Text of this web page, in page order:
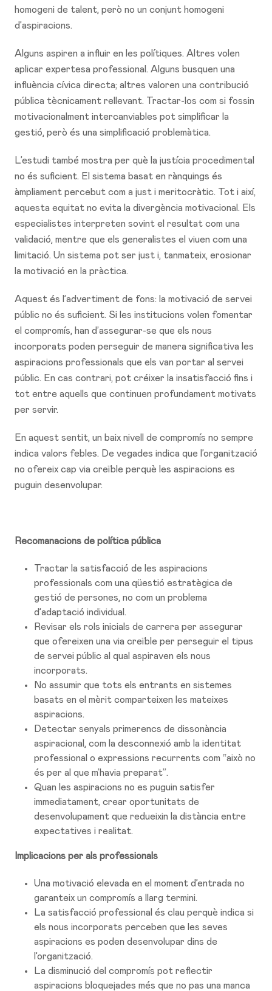
homogeni de talent, però no un conjunt homogeni
d’aspiracions.
Alguns aspiren a influir en les polítiques. Altres volen
aplicar expertesa professional. Alguns busquen una
influència cívica directa; altres valoren una contribució
pública tècnicament rellevant. Tractar-los com si fossin
motivacionalment intercanviables pot simplificar la
gestió, però és una simplificació problemàtica.
L’estudi també mostra per què la justícia procedimental
no és suficient. El sistema basat en rànquings és
àmpliament percebut com a just i meritocràtic. Tot i així,
aquesta equitat no evita la divergència motivacional. Els
especialistes interpreten sovint el resultat com una
validació, mentre que els generalistes el viuen com una
limitació. Un sistema pot ser just i, tanmateix, erosionar
la motivació en la pràctica.
Aquest és l’advertiment de fons: la motivació de servei
públic no és suficient. Si les institucions volen fomentar
el compromís, han d’assegurar-se que els nous
incorporats poden perseguir de manera significativa les
aspiracions professionals que els van portar al servei
públic. En cas contrari, pot créixer la insatisfacció fins i
tot entre aquells que continuen profundament motivats
per servir.
En aquest sentit, un baix nivell de compromís no sempre
indica valors febles. De vegades indica que l’organització
no ofereix cap via creïble perquè les aspiracions es
puguin desenvolupar.
Recomanacions de política pública
Tractar la satisfacció de les aspiracions
professionals com una qüestió estratègica de
gestió de persones, no com un problema
d’adaptació individual.
Revisar els rols inicials de carrera per assegurar
que ofereixen una via creïble per perseguir el tipus
de servei públic al qual aspiraven els nous
incorporats.
No assumir que tots els entrants en sistemes
basats en el mèrit comparteixen les mateixes
aspiracions.
Detectar senyals primerencs de dissonància
aspiracional, com la desconnexió amb la identitat
professional o expressions recurrents com “això no
és per al que m’havia preparat”.
Quan les aspiracions no es puguin satisfer
immediatament, crear oportunitats de
desenvolupament que redueixin la distància entre
expectatives i realitat.
Implicacions per als professionals
Una motivació elevada en el moment d’entrada no
garanteix un compromís a llarg termini.
La satisfacció professional és clau perquè indica si
els nous incorporats perceben que les seves
aspiracions es poden desenvolupar dins de
l’organització.
La disminució del compromís pot reflectir
aspiracions bloquejades més que no pas una manca